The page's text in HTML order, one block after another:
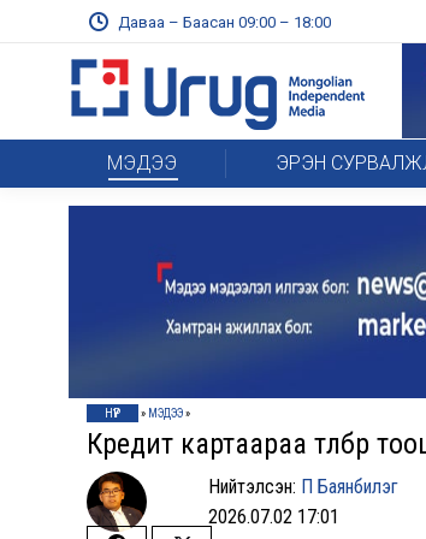
Даваа – Баасан 09:00 – 18:00
МЭДЭЭ ЭРЭН
НҮҮР » МЭДЭЭ»
Кредит картаараа төлбөр
Нийтэлсэн: П Баянбилэг
2026.07.02 17:01